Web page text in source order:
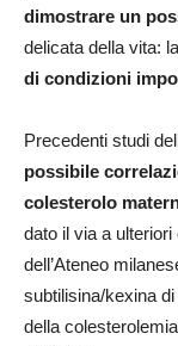
dimostrare un
delicata della vita:
di condizioni
Precedenti studi
possibile
colesterolo
dato il via a
dell’Ateneo
subtilisina/kexina
della